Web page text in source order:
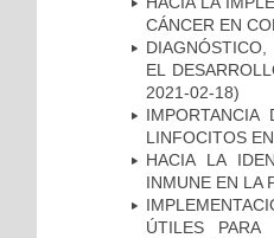
CÁNCER EN
EL
2021-02-18)
LINFOCITOS
HACIA LA
INMUNE EN LA
ÚTILES